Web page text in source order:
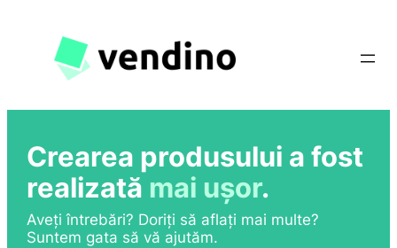
conținut
Crearea produsului a fost
realizată mai ușor.
Aveți întrebări? Doriți să aflați mai multe?
Suntem gata să vă ajutăm.